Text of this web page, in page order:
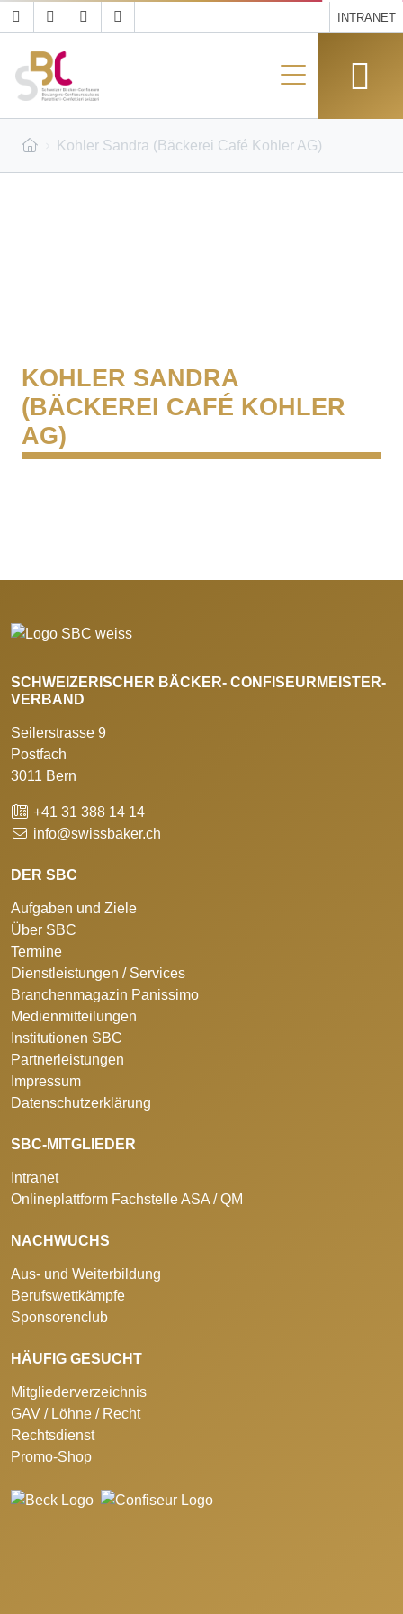
INTRANET
Kohler Sandra (Bäckerei Café Kohler AG)
KOHLER SANDRA
(BÄCKEREI CAFÉ KOHLER
AG)
SCHWEIZERISCHER BÄCKER- CONFISEURMEISTER-
VERBAND
Seilerstrasse 9
Postfach
3011 Bern
+41 31 388 14 14
info@swissbaker.ch
DER SBC
Aufgaben und Ziele
Über SBC
Termine
Dienstleistungen / Services
Branchenmagazin Panissimo
Medienmitteilungen
Institutionen SBC
Partnerleistungen
Impressum
Datenschutzerklärung
SBC-MITGLIEDER
Intranet
Onlineplattform Fachstelle ASA / QM
NACHWUCHS
Aus- und Weiterbildung
Berufswettkämpfe
Sponsorenclub
HÄUFIG GESUCHT
Mitgliederverzeichnis
GAV / Löhne / Recht
Rechtsdienst
Promo-Shop